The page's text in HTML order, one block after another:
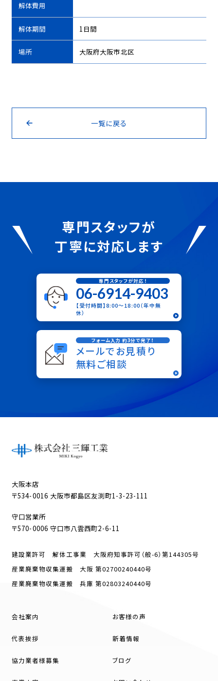
解体費用
解体期間 1日間
場所 大阪府大阪市北区
一覧に戻る
専門スタッフが
丁寧に対応します
専門スタッフが対応！
06-6914-9403
【受付時間】8:00〜18:00（年中無
休）
フォーム入力 約3分で完了！
メールでお見積り
無料ご相談
大阪本店
〒534-0016 大阪市都島区友渕町1-3-23-111
守口営業所
〒570-0006 守口市八雲西町2-6-11
建設業許可 解体工事業 大阪府知事許可（般-6）第144305号
産業廃棄物収集運搬 大阪 第02700240440号
産業廃棄物収集運搬 兵庫 第02803240440号
会社案内
代表挨拶
協力業者様募集
お客様の声
新着情報
ブログ